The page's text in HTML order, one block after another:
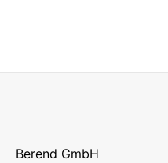
Berend GmbH